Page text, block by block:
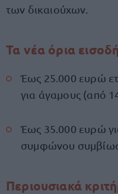
των δικαιούχων.
Τα νέα όρια
Έως 25.000 ευρώ
για άγαμους (από
Έως 35.000 ευρώ
συμφώνου
Περιουσιακά